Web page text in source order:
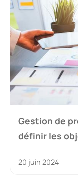
Gestion de
définir les
20 juin 2024